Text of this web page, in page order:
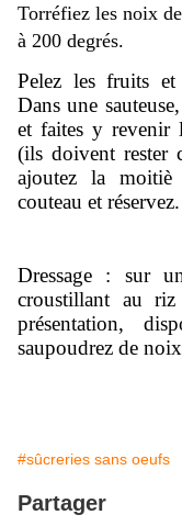
Torréfiez les noix
à 200 degrés.
Pelez les fruits et
Dans une
et faites y revenir
(ils doivent rester
ajoutez la
couteau et réservez.
Dressage : sur
croustillant au
présentation,
saupoudrez de
#sûcreries sans oeufs
Partager